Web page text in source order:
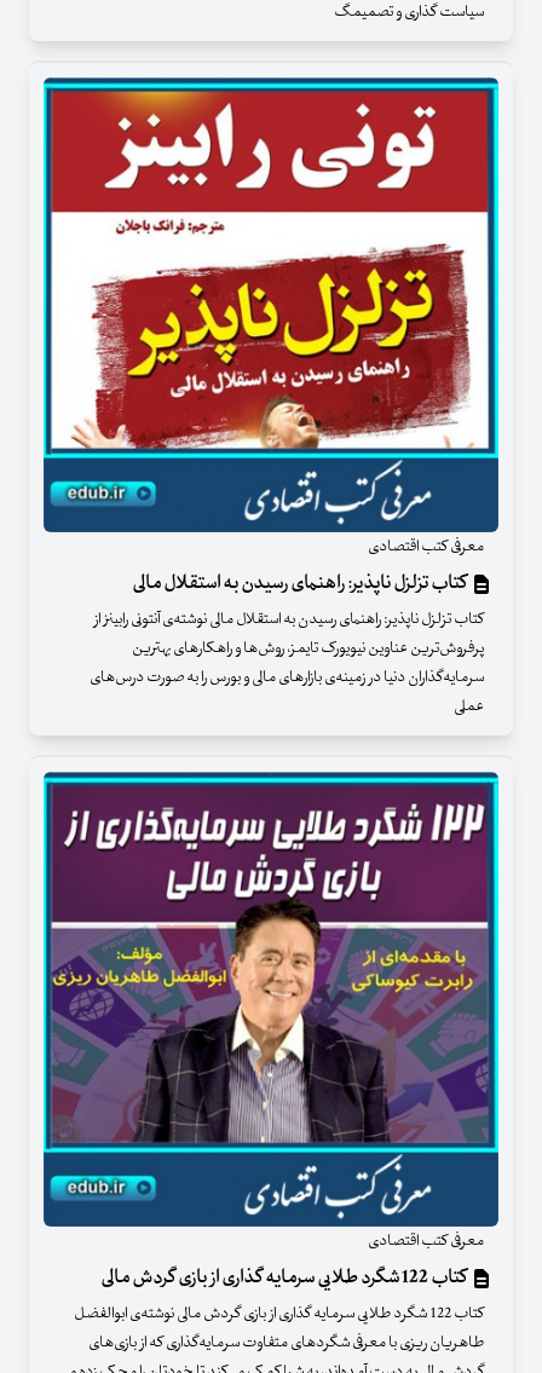
سیاست‏ گذاری و تصمیم‏گ
معرفی کتب اقتصادی
کتاب تزلزل ناپذیر: راهنمای رسیدن به استقلال مالی
کتاب تزلزل ناپذیر: راهنمای رسیدن به استقلال مالی نوشته‌ی آنتونی رابینز از
پرفروش‌ترین‌ عناوین نیویورک تایمز، روش‌ها و راهکارهای بهترین
سرمایه‌گذاران دنیا در زمینه‌ی بازارهای مالی و بورس را به‌ صورت درس‌های
عملی
معرفی کتب اقتصادی
کتاب 122 شگرد طلایی سر‌مایه گذاری از بازی گردش مالی
کتاب 122 شگرد طلایی سر‌مایه گذاری از بازی گردش مالی نوشته‌ی ابوالفضل
طاهریان ریزی با معرفی شگردهای متفاوت سرمایه‌گذاری که از بازی‌های